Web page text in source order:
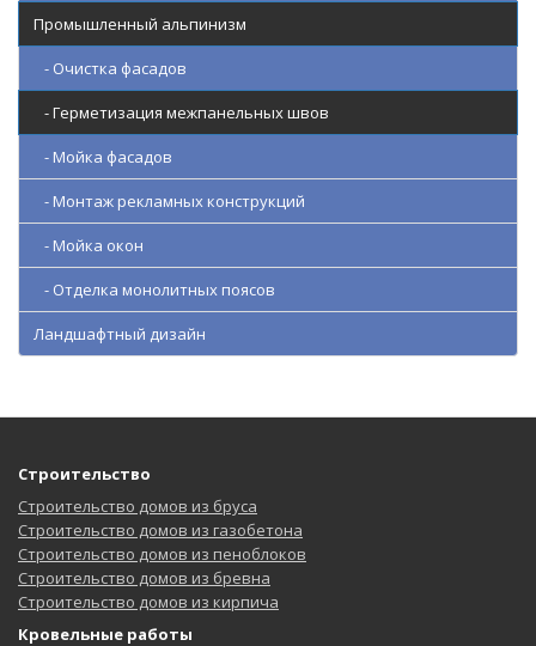
Промышленный альпинизм
- Очистка фасадов
- Герметизация межпанельных швов
- Мойка фасадов
- Монтаж рекламных конструкций
- Мойка окон
- Отделка монолитных поясов
Ландшафтный дизайн
Строительство
Строительство домов из бруса
Строительство домов из газобетона
Строительство домов из пеноблоков
Строительство домов из бревна
Строительство домов из кирпича
Кровельные работы